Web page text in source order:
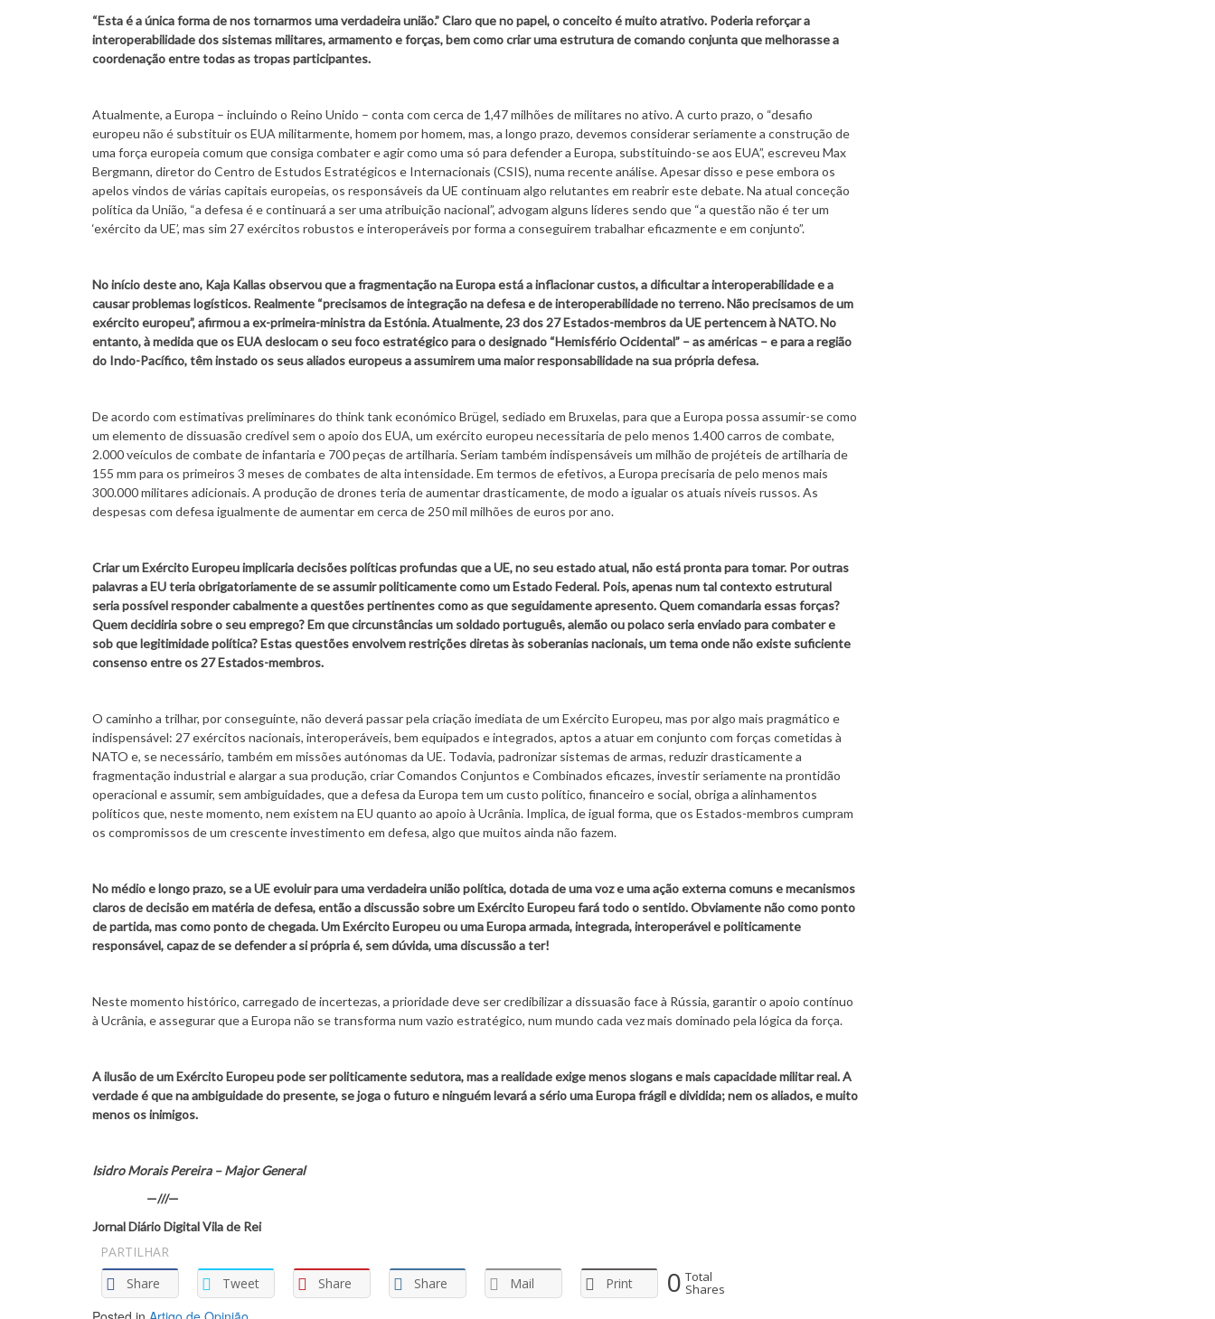
“Esta é a única forma de nos tornarmos uma verdadeira união.” Claro que no papel, o conceito é muito atrativo. Poderia reforçar a
interoperabilidade dos sistemas militares, armamento e forças, bem como criar uma estrutura de comando conjunta que melhorasse a
coordenação entre todas as tropas participantes.
Atualmente, a Europa – incluindo o Reino Unido – conta com cerca de 1,47 milhões de militares no ativo. A curto prazo, o “desafio
europeu não é substituir os EUA militarmente, homem por homem, mas, a longo prazo, devemos considerar seriamente a construção de
uma força europeia comum que consiga combater e agir como uma só para defender a Europa, substituindo-se aos EUA”, escreveu Max
Bergmann, diretor do Centro de Estudos Estratégicos e Internacionais (CSIS), numa recente análise. Apesar disso e pese embora os
apelos vindos de várias capitais europeias, os responsáveis da UE continuam algo relutantes em reabrir este debate. Na atual conceção
política da União, “a defesa é e continuará a ser uma atribuição nacional”, advogam alguns líderes sendo que “a questão não é ter um
‘exército da UE’, mas sim 27 exércitos robustos e interoperáveis por forma a conseguirem trabalhar eficazmente e em conjunto”.
No início deste ano, Kaja Kallas observou que a fragmentação na Europa está a inflacionar custos, a dificultar a interoperabilidade e a
causar problemas logísticos. Realmente “precisamos de integração na defesa e de interoperabilidade no terreno. Não precisamos de um
exército europeu”, afirmou a ex-primeira-ministra da Estónia. Atualmente, 23 dos 27 Estados-membros da UE pertencem à NATO. No
entanto, à medida que os EUA deslocam o seu foco estratégico para o designado “Hemisfério Ocidental” – as américas – e para a região
do Indo-Pacífico, têm instado os seus aliados europeus a assumirem uma maior responsabilidade na sua própria defesa.
De acordo com estimativas preliminares do think tank económico Brügel, sediado em Bruxelas, para que a Europa possa assumir-se como
um elemento de dissuasão credível sem o apoio dos EUA, um exército europeu necessitaria de pelo menos 1.400 carros de combate,
2.000 veículos de combate de infantaria e 700 peças de artilharia. Seriam também indispensáveis um milhão de projéteis de artilharia de
155 mm para os primeiros 3 meses de combates de alta intensidade. Em termos de efetivos, a Europa precisaria de pelo menos mais
300.000 militares adicionais. A produção de drones teria de aumentar drasticamente, de modo a igualar os atuais níveis russos. As
despesas com defesa igualmente de aumentar em cerca de 250 mil milhões de euros por ano.
Criar um Exército Europeu implicaria decisões políticas profundas que a UE, no seu estado atual, não está pronta para tomar. Por outras
palavras a EU teria obrigatoriamente de se assumir politicamente como um Estado Federal. Pois, apenas num tal contexto estrutural
seria possível responder cabalmente a questões pertinentes como as que seguidamente apresento. Quem comandaria essas forças?
Quem decidiria sobre o seu emprego? Em que circunstâncias um soldado português, alemão ou polaco seria enviado para combater e
sob que legitimidade política? Estas questões envolvem restrições diretas às soberanias nacionais, um tema onde não existe suficiente
consenso entre os 27 Estados-membros.
O caminho a trilhar, por conseguinte, não deverá passar pela criação imediata de um Exército Europeu, mas por algo mais pragmático e
indispensável: 27 exércitos nacionais, interoperáveis, bem equipados e integrados, aptos a atuar em conjunto com forças cometidas à
NATO e, se necessário, também em missões autónomas da UE. Todavia, padronizar sistemas de armas, reduzir drasticamente a
fragmentação industrial e alargar a sua produção, criar Comandos Conjuntos e Combinados eficazes, investir seriamente na prontidão
operacional e assumir, sem ambiguidades, que a defesa da Europa tem um custo político, financeiro e social, obriga a alinhamentos
políticos que, neste momento, nem existem na EU quanto ao apoio à Ucrânia. Implica, de igual forma, que os Estados-membros cumpram
os compromissos de um crescente investimento em defesa, algo que muitos ainda não fazem.
No médio e longo prazo, se a UE evoluir para uma verdadeira união política, dotada de uma voz e uma ação externa comuns e mecanismos
claros de decisão em matéria de defesa, então a discussão sobre um Exército Europeu fará todo o sentido. Obviamente não como ponto
de partida, mas como ponto de chegada. Um Exército Europeu ou uma Europa armada, integrada, interoperável e politicamente
responsável, capaz de se defender a si própria é, sem dúvida, uma discussão a ter!
Neste momento histórico, carregado de incertezas, a prioridade deve ser credibilizar a dissuasão face à Rússia, garantir o apoio contínuo
à Ucrânia, e assegurar que a Europa não se transforma num vazio estratégico, num mundo cada vez mais dominado pela lógica da força.
A ilusão de um Exército Europeu pode ser politicamente sedutora, mas a realidade exige menos slogans e mais capacidade militar real. A
verdade é que na ambiguidade do presente, se joga o futuro e ninguém levará a sério uma Europa frágil e dividida; nem os aliados, e muito
menos os inimigos.
Isidro Morais Pereira – Major General
—///—
Jornal Diário Digital Vila de Rei
PARTILHAR
Share
Tweet Share Share Mail Print 0 Total
Shares